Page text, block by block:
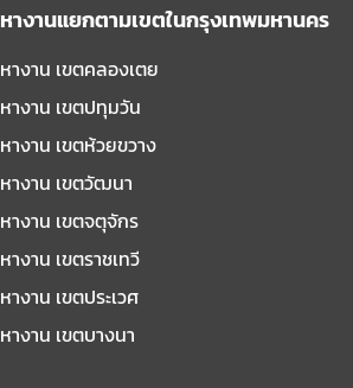
หางานแยกตามเขตในกรุงเทพมหานคร
หางาน เขตคลองเตย
หางาน เขตปทุมวัน
หางาน เขตห้วยขวาง
หางาน เขตวัฒนา
หางาน เขตจตุจักร
หางาน เขตราชเทวี
หางาน เขตประเวศ
หางาน เขตบางนา